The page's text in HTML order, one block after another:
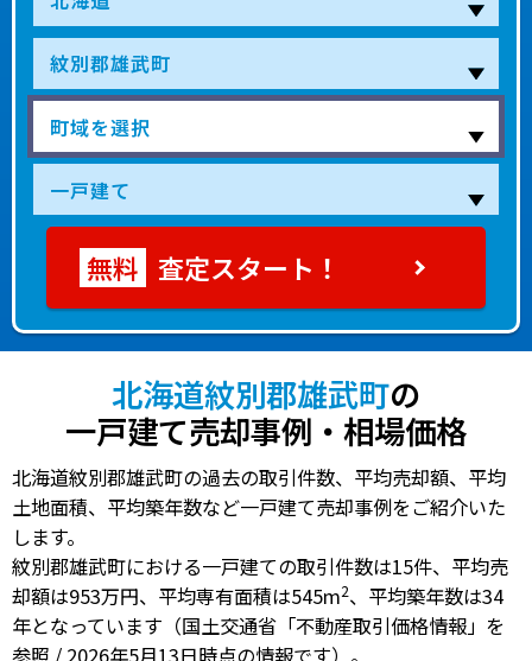
査定スタート！
北海道紋別郡雄武町の
一戸建て売却事例・相場価格
北海道紋別郡雄武町の過去の取引件数、平均売却額、平均
土地面積、平均築年数など一戸建て売却事例をご紹介いた
します。
紋別郡雄武町における一戸建ての取引件数は15件、 平均売
却額は953万円、 平均専有面積は545m2、 平均築年数は34
年となっています（国土交通省「不動産取引価格情報」を